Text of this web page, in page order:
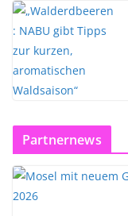
Partnernews